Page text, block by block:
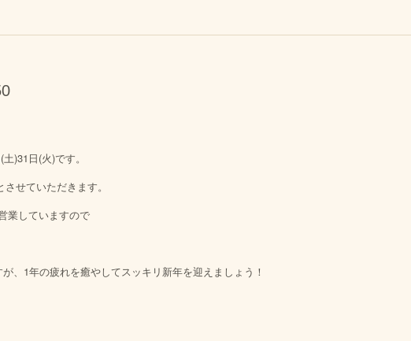
)31日(火)です。
せていただきます。
業していますので
、1年の疲れを癒やしてスッキリ新年を迎えましょう！